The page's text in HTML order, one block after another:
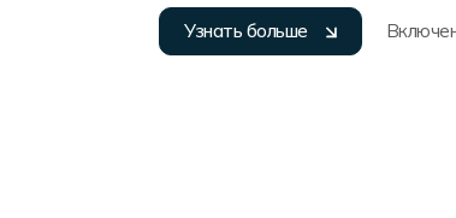
Узнать больше